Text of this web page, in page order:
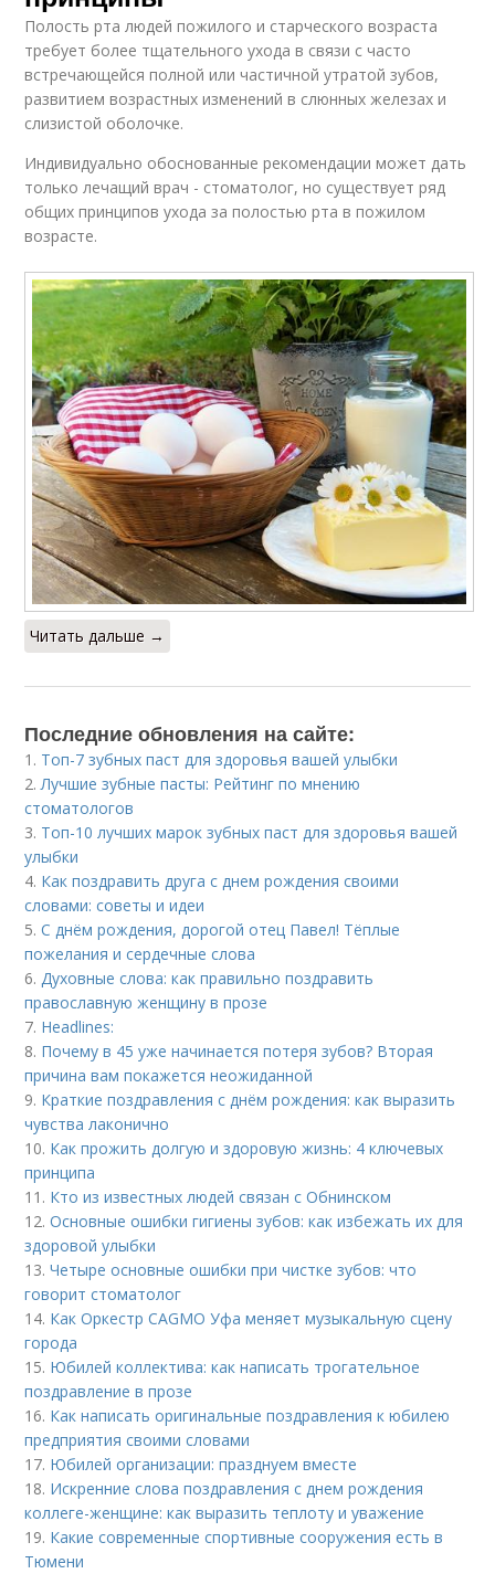
Полость рта людей пожилого и старческого возраста
требует более тщательного ухода в связи с часто
встречающейся полной или частичной утратой зубов,
развитием возрастных изменений в слюнных железах и
слизистой оболочке.
Индивидуально обоснованные рекомендации может дать
только лечащий врач - стоматолог, но существует ряд
общих принципов ухода за полостью рта в пожилом
возрасте.
Читать дальше →
Последние обновления на сайте:
1. Топ-7 зубных паст для здоровья вашей улыбки
2.Лучшие зубные пасты: Рейтинг по мнению
стоматологов
3. Топ-10 лучших марок зубных паст для здоровья вашей
улыбки
4. Как поздравить друга с днем рождения своими
словами: советы и идеи
5.С днём рождения, дорогой отец Павел! Тёплые
пожелания и сердечные слова
6.Духовные слова: как правильно поздравить
православную женщину в прозе
7. Headlines:
8. Почему в 45 уже начинается потеря зубов? Вторая
причина вам покажется неожиданной
9. Краткие поздравления с днём рождения: как выразить
чувства лаконично
10. Как прожить долгую и здоровую жизнь: 4 ключевых
принципа
11. Кто из известных людей связан с Обнинском
12.Основные ошибки гигиены зубов: как избежать их для
здоровой улыбки
13.Четыре основные ошибки при чистке зубов: что
говорит стоматолог
14. Как Оркестр CAGMO Уфа меняет музыкальную сцену
города
15. Юбилей коллектива: как написать трогательное
поздравление в прозе
16. Как написать оригинальные поздравления к юбилею
предприятия своими словами
17. Юбилей организации: празднуем вместе
18. Искренние слова поздравления с днем рождения
коллеге-женщине: как выразить теплоту и уважение
19. Какие современные спортивные сооружения есть в
Тюмени